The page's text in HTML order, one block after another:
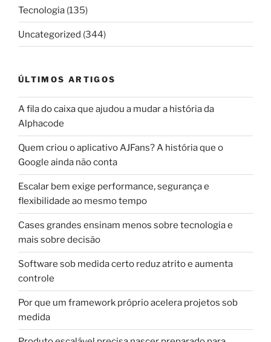
Tecnologia (135)
Uncategorized (344)
ÚLTIMOS ARTIGOS
A fila do caixa que ajudou a mudar a história da
Alphacode
Quem criou o aplicativo AJFans? A história que o
Google ainda não conta
Escalar bem exige performance, segurança e
flexibilidade ao mesmo tempo
Cases grandes ensinam menos sobre tecnologia e
mais sobre decisão
Software sob medida certo reduz atrito e aumenta
controle
Por que um framework próprio acelera projetos sob
medida